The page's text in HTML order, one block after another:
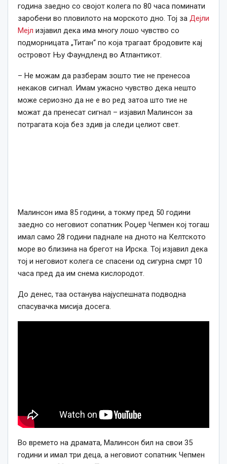
година заедно со својот колега по 80 часа поминати
заробени во пловилото на морското дно. Тој за Дејли
Мејл изјавил дека има многу лошо чувство со
подморницата „Титан“ по која трагаат бродовите кај
островот Њу Фаундленд во Атлантикот.
– Не можам да разберам зошто тие не пренесоа
некаков сигнал. Имам ужасно чувство дека нешто
може сериозно да не е во ред затоа што тие не
можат да пренесат сигнал – изјавил Малинсон за
потрагата која без здив ја следи целиот свет.
Малинсон има 85 години, а токму пред 50 години
заедно со неговиот сопатник Роџер Чепмен кој тогаш
имал само 28 години паднале на дното на Келтското
море во близина на брегот на Ирска. Тој изјавил дека
тој и неговиот колега се спасени од сигурна смрт 10
часа пред да им снема кислородот.
До денес, таа останува најуспешната подводна
спасувачка мисија досега.
Во времето на драмата, Малинсон бил на свои 35
години и имал три деца, а неговиот сопатник Чепмен